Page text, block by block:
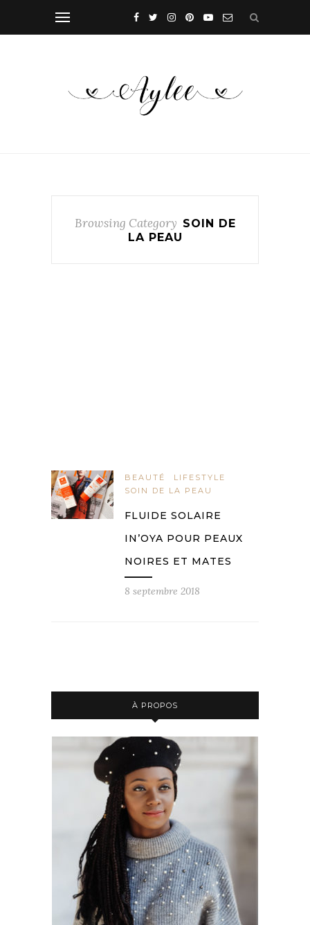
Browsing Category SOIN DE
LA PEAU
BEAUTÉ
LIFESTYLE
SOIN DE LA PEAU
FLUIDE SOLAIRE
IN’OYA POUR PEAUX
NOIRES ET MATES
8 septembre 2018
À PROPOS